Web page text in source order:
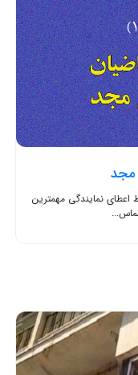
مجد
نمایندگی مهمترین